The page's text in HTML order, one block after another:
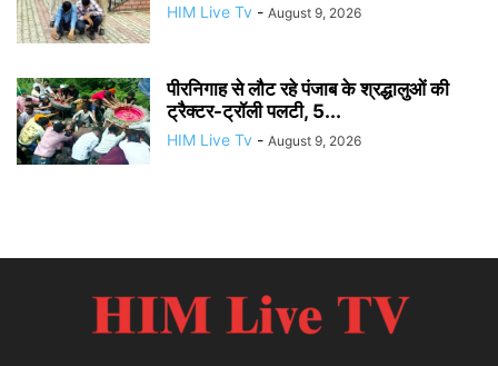
HIM Live Tv - August 9, 2026
पीरनिगाह से लौट रहे पंजाब के श्रद्धालुओं की
ट्रैक्टर-ट्रॉली पलटी, 5...
HIM Live Tv - August 9, 2026